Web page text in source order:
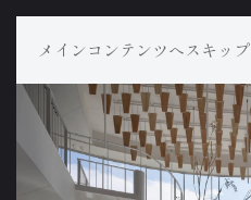
メインコンテンツへスキップ